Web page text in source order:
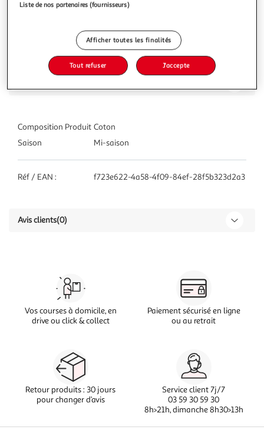
Composition Produit Coton
Saison
Mi-saison
Réf / EAN : f723e622-4a58-4f09-84ef-28f5b323d2a3
Avis clients(0)
Vos courses à domicile, en
drive ou click & collect
Paiement sécurisé en ligne
ou au retrait
Retour produits : 30 jours
pour changer d’avis
Service client 7j/7
03 59 30 59 30
8h>21h, dimanche 8h30>13h
Liste de nos partenaires (fournisseurs)
Afficher toutes les finalités
Tout refuser J'accepte